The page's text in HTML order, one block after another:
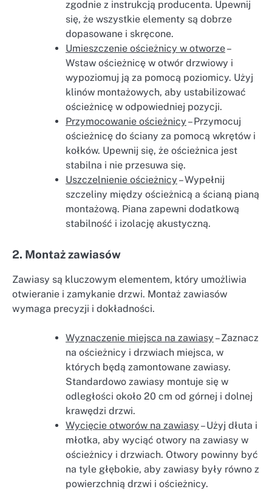
zgodnie z instrukcją producenta. Upewnij
się, że wszystkie elementy są dobrze
dopasowane i skręcone.
Umieszczenie ościeżnicy w otworze–
Wstaw ościeżnicę w otwór drzwiowy i
wypoziomuj ją za pomocą poziomicy. Użyj
klinów montażowych, aby ustabilizować
ościeżnicę w odpowiedniej pozycji.
Przymocowanie ościeżnicy – Przymocuj
ościeżnicę do ściany za pomocą wkrętów i
kołków. Upewnij się, że ościeżnica jest
stabilna i nie przesuwa się.
Uszczelnienie ościeżnicy – Wypełnij
szczeliny między ościeżnicą a ścianą pianą
montażową. Piana zapewni dodatkową
stabilność i izolację akustyczną.
2. Montaż zawiasów
Zawiasy są kluczowym elementem, który umożliwia
otwieranie i zamykanie drzwi. Montaż zawiasów
wymaga precyzji i dokładności.
Wyznaczenie miejsca na zawiasy – Zaznacz
na ościeżnicy i drzwiach miejsca, w
których będą zamontowane zawiasy.
Standardowo zawiasy montuje się w
odległości około 20 cm od górnej i dolnej
krawędzi drzwi.
Wycięcie otworów na zawiasy – Użyj dłuta i
młotka, aby wyciąć otwory na zawiasy w
ościeżnicy i drzwiach. Otwory powinny być
na tyle głębokie, aby zawiasy były równo z
powierzchnią drzwi i ościeżnicy.